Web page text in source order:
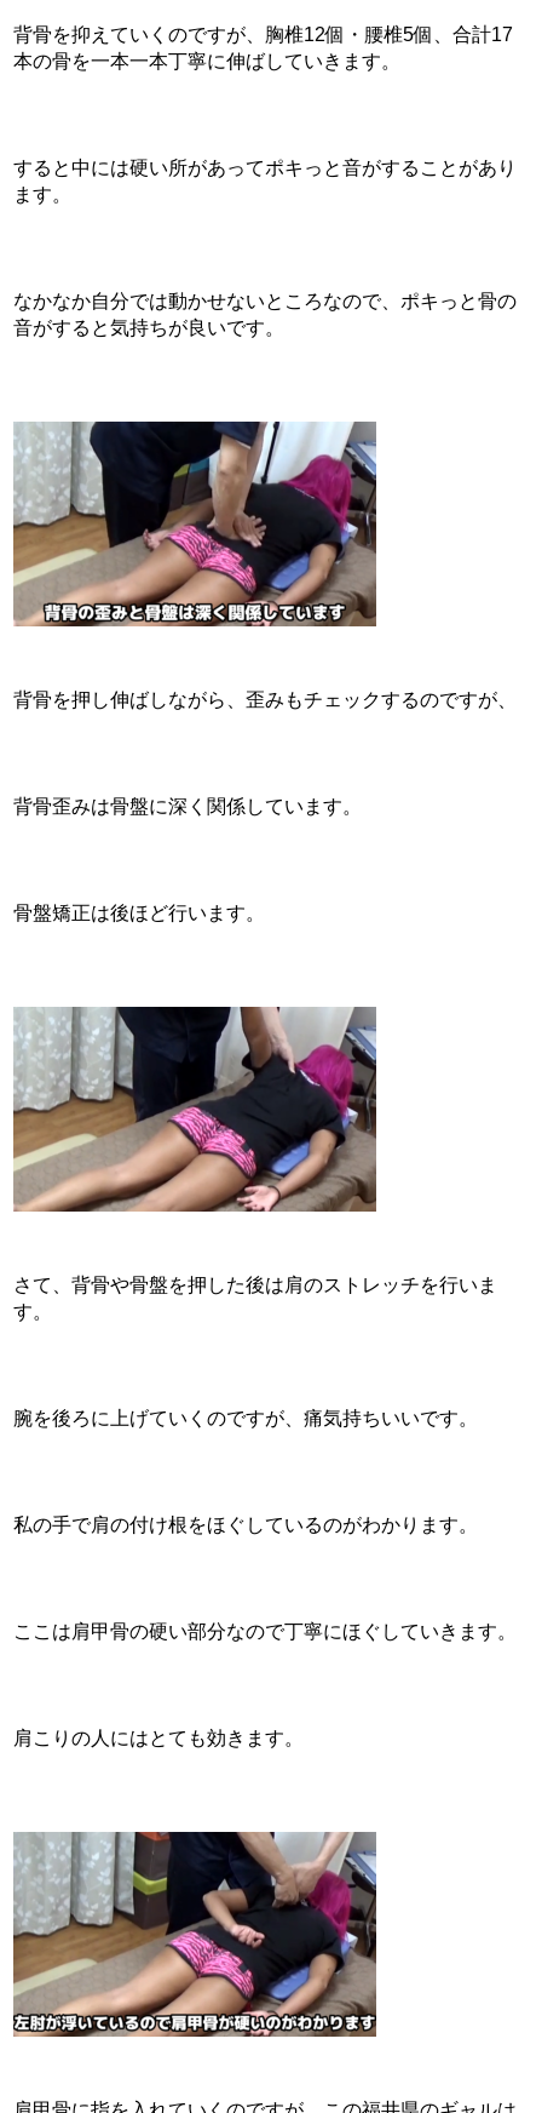
背骨を抑えていくのですが、胸椎12個・腰椎5個、合計17
本の骨を一本一本丁寧に伸ばしていきます。
すると中には硬い所があってポキっと音がすることがあり
ます。
なかなか自分では動かせないところなので、ポキっと骨の
音がすると気持ちが良いです。
背骨を押し伸ばしながら、歪みもチェックするのですが、
背骨歪みは骨盤に深く関係しています。
骨盤矯正は後ほど行います。
さて、背骨や骨盤を押した後は肩のストレッチを行いま
す。
腕を後ろに上げていくのですが、痛気持ちいいです。
私の手で肩の付け根をほぐしているのがわかります。
ここは肩甲骨の硬い部分なので丁寧にほぐしていきます。
肩こりの人にはとても効きます。